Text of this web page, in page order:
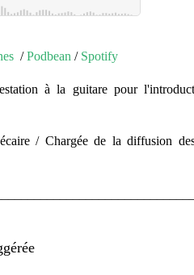
/Podbean / Spotify
à la guitare pour
/ Chargée de la diffusion